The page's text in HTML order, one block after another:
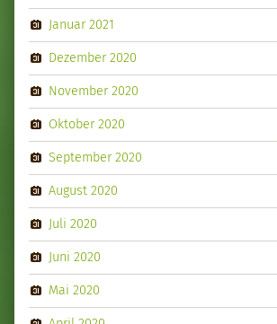
Januar 2021
Dezember 2020
November 2020
Oktober 2020
September 2020
August 2020
Juli 2020
Juni 2020
Mai 2020